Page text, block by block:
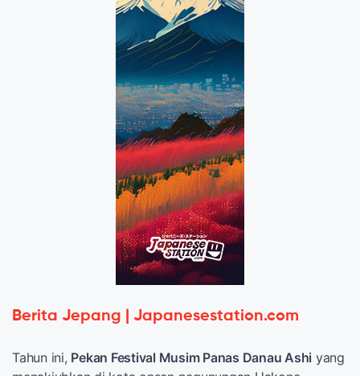
Berita Jepang | Japanesestation.com
Tahun ini, Pekan Festival Musim Panas Danau Ashi yang